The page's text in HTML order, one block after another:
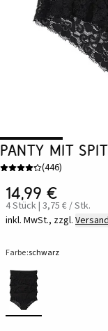
Panty mit
(446)
14,99 €
4 Stück | 3,75 € / Stk.
inkl. MwSt., zzgl.
Farbe:schwarz